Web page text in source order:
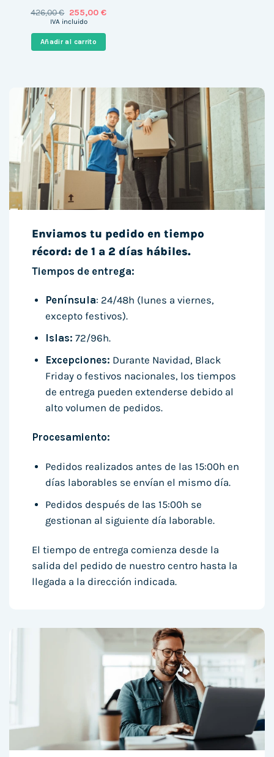
426,00€ El
precio
era:
426,00 €.
255,00 €El
es:
IVA incluido
Añadir al carrito
Enviamos tu pedido en tiempo
récord: de 1 a 2 días hábiles.
Tiempos de entrega:
Península: 24/48h (lunes a viernes,
excepto festivos).
Islas: 72/96h.
Excepciones: Durante Navidad, Black
Friday o festivos nacionales, los tiempos
de entrega pueden extenderse debido al
alto volumen de pedidos.
Procesamiento:
Pedidos realizados antes de las 15:00h en
días laborables se envían el mismo día.
Pedidos después de las 15:00h se
gestionan al siguiente día laborable.
El tiempo de entrega comienza desde la
salida del pedido de nuestro centro hasta la
llegada a la dirección indicada.